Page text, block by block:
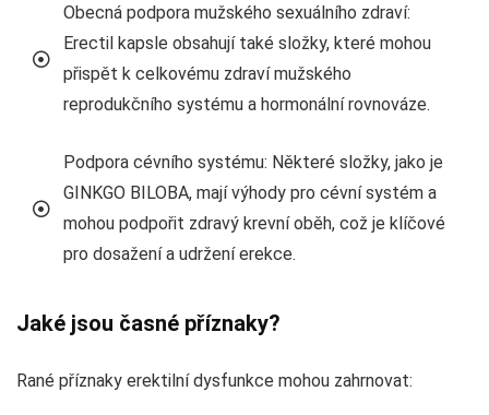
Obecná podpora mužského sexuálního zdraví:
Erectil kapsle obsahují také složky, které mohou
přispět k celkovému zdraví mužského
reprodukčního systému a hormonální rovnováze.
Podpora cévního systému: Některé složky, jako je
GINKGO BILOBA, mají výhody pro cévní systém a
mohou podpořit zdravý krevní oběh, což je klíčové
pro dosažení a udržení erekce.
Jaké jsou časné příznaky?
Rané příznaky erektilní dysfunkce mohou zahrnovat: